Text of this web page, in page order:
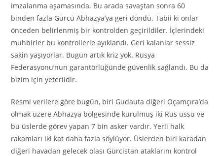
imzalanma aşamasında. Bu arada savaştan sonra 60
binden fazla Gürcü Abhazya’ya geri döndü. Tabii ki onlar
önceden belirlenmiş bir kontrolden geçirildiler. İçlerindeki
muhbirler bu kontrollerle ayıklandı. Geri kalanlar sessiz
sakin yaşıyorlar. Bugün artık kriz yok. Rusya
Federasyonu’nun garantörlüğünde güvenlik sağlandı. Bu da
bizim için yeterlidir.
Resmi verilere göre bugün, biri Gudauta diğeri Oçamçıra’da
olmak üzere Abhazya bölgesinde kurulmuş iki Rus üssü ve
bu üslerde görev yapan 7 bin asker vardır. Yerli halk
rakamları iki kat daha fazla söylüyor. Üslerden biri karadan
diğeri havadan gelecek olası Gürcistan ataklarını kontrol